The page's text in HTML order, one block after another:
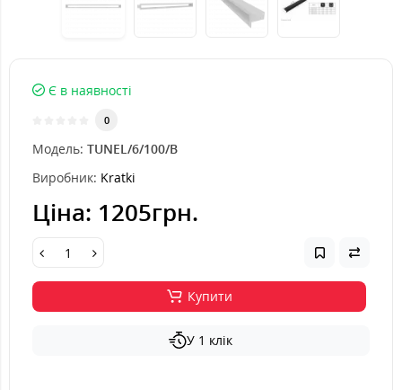
Є в наявності
0
Модель: TUNEL/6/100/B
Виробник: Kratki
Ціна: 1205грн.
Купити
У 1 клік